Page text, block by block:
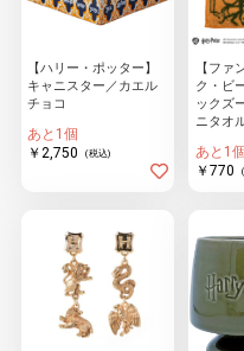
【ハリー・ポッター】
キャニスター／カエル
チョコ
あと1個
￥2,750
(税込)
【ファ
ク・ビ
ックズ
ニタオ
あと1個
￥770
イラストレ
ーター
アダルトグ
ッズ